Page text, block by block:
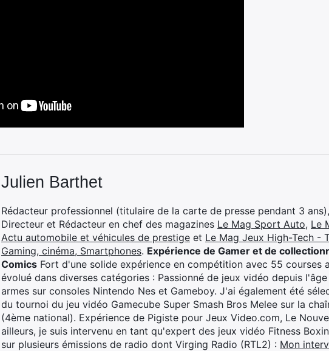
Julien Barthet
Rédacteur professionnel (titulaire de la carte de presse pendant 3
Directeur et Rédacteur en chef des magazines Le Mag Sport Auto, Le
Actu automobile et véhicules de prestige et Le Mag Jeux High-Tech -
Gaming, cinéma, Smartphones. Expérience de Gamer et de
Comics Fort d'une solide expérience en compétition avec 55 courses
évolué dans diverses catégories : Passionné de jeux vidéo depuis
armes sur consoles Nintendo Nes et Gameboy. J'ai également été
du tournoi du jeu vidéo Gamecube Super Smash Bros Melee sur la
(4ème national). Expérience de Pigiste pour Jeux Video.com, Le
ailleurs, je suis intervenu en tant qu'expert des jeux vidéo Fitness
sur plusieurs émissions de radio dont Virging Radio (RTL2) : Mon